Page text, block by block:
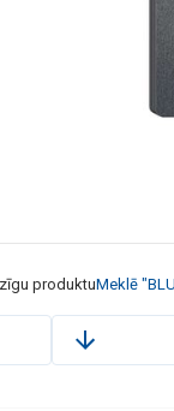
produktuMeklē